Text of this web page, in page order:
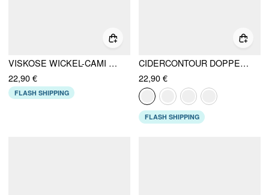
VISKOSE WICKEL-CAMI MIT METALL-DETAIL
22,90 €
FLASH SHIPPING
CIDERCONTOUR DOPPELLAGIGES SWEETHEART-AUSSCHNITT TANK TOP
22,90 €
FLASH SHIPPING